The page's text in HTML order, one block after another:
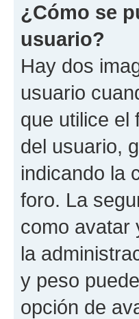
¿Cómo se
usuario?
Hay dos
usuario
que utilice el
del usuario,
indicando la
foro. La
como avatar
la
y peso
opción de